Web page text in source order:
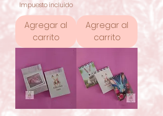
Impuesto incluido
Agregar al
carrito
Agregar al
carrito